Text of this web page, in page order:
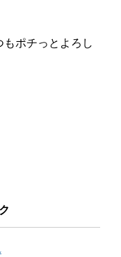
ポチっとよろし